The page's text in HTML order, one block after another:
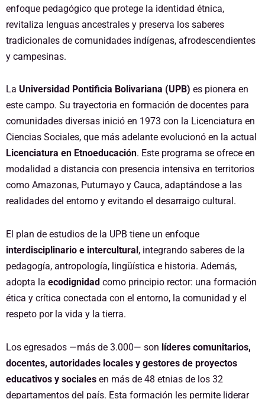
enfoque pedagógico que protege la identidad étnica,
revitaliza lenguas ancestrales y preserva los saberes
tradicionales de comunidades indígenas, afrodescendientes
y campesinas.
La Universidad Pontificia Bolivariana (UPB) es pionera en
este campo. Su trayectoria en formación de docentes para
comunidades diversas inició en 1973 con la Licenciatura en
Ciencias Sociales, que más adelante evolucionó en la actual
Licenciatura en Etnoeducación. Este programa se ofrece en
modalidad a distancia con presencia intensiva en territorios
como Amazonas, Putumayo y Cauca, adaptándose a las
realidades del entorno y evitando el desarraigo cultural.
El plan de estudios de la UPB tiene un enfoque
interdisciplinario e intercultural , integrando saberes de la
pedagogía, antropología, lingüística e historia. Además,
adopta la ecodignidad como principio rector: una formación
ética y crítica conectada con el entorno, la comunidad y el
respeto por la vida y la tierra.
Los egresados —más de 3.000— son líderes comunitarios,
docentes, autoridades locales y gestores de proyectos
educativos y sociales en más de 48 etnias de los 32
departamentos del país. Esta formación les permite liderar